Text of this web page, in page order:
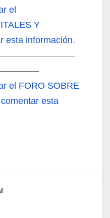
el
Y
esta información.
el FORO SOBRE
esta